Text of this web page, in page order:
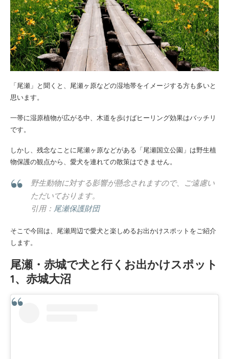
「尾瀬」と聞くと、尾瀬ヶ原などの湿地帯をイメージする方も多いと
思います。
一帯に湿原植物が広がる中、木道を歩けばヒーリング効果はバッチリ
です。
しかし、残念なことに尾瀬ヶ原などがある「尾瀬国立公園」は野生植
物保護の観点から、愛犬を連れての散策はできません。
野生動物に対する影響が懸念されますので、ご遠慮い
ただいております。
引用： 尾瀬保護財団
そこで今回は、尾瀬周辺で愛犬と楽しめるお出かけスポットをご紹介
します。
尾瀬・赤城で犬と行くお出かけスポット
1、赤城大沼